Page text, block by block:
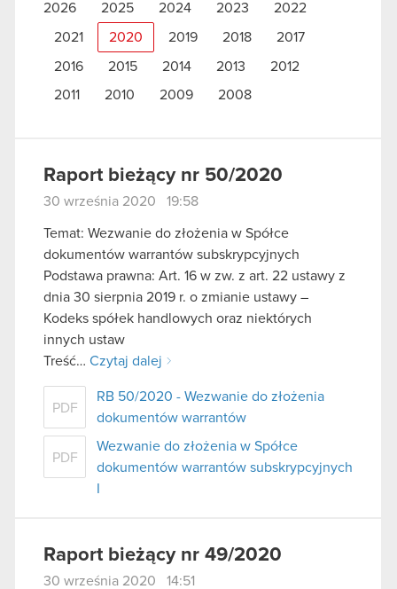
2026 2025 2024 2023 2022
2021 2020 2019 2018 2017
2016 2015 2014 2013
2012
2011
2010 2009 2008
Raport bieżący nr 50/2020
30 września 2020 19:58
Temat: Wezwanie do złożenia w Spółce
dokumentów warrantów subskrypcyjnych
Podstawa prawna: Art. 16 w zw. z art. 22 ustawy z
dnia 30 sierpnia 2019 r. o zmianie ustawy –
Kodeks spółek handlowych oraz niektórych
innych ustaw
Treść… Czytaj dalej
PDF
RB 50/2020 - Wezwanie do złożenia
dokumentów warrantów
PDF
Wezwanie do złożenia w Spółce
dokumentów warrantów subskrypcyjnych
Raport bieżący nr 49/2020
30 września 2020 14:51